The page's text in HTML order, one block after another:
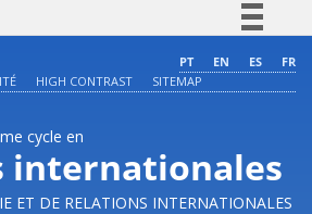
Comunica BR
Acesso à informação
Legislação
PT EN ES
FR
HIGH CONTRAST SITEMAP
cycle en
internationales
ET DE RELATIONS INTERNATIONALES